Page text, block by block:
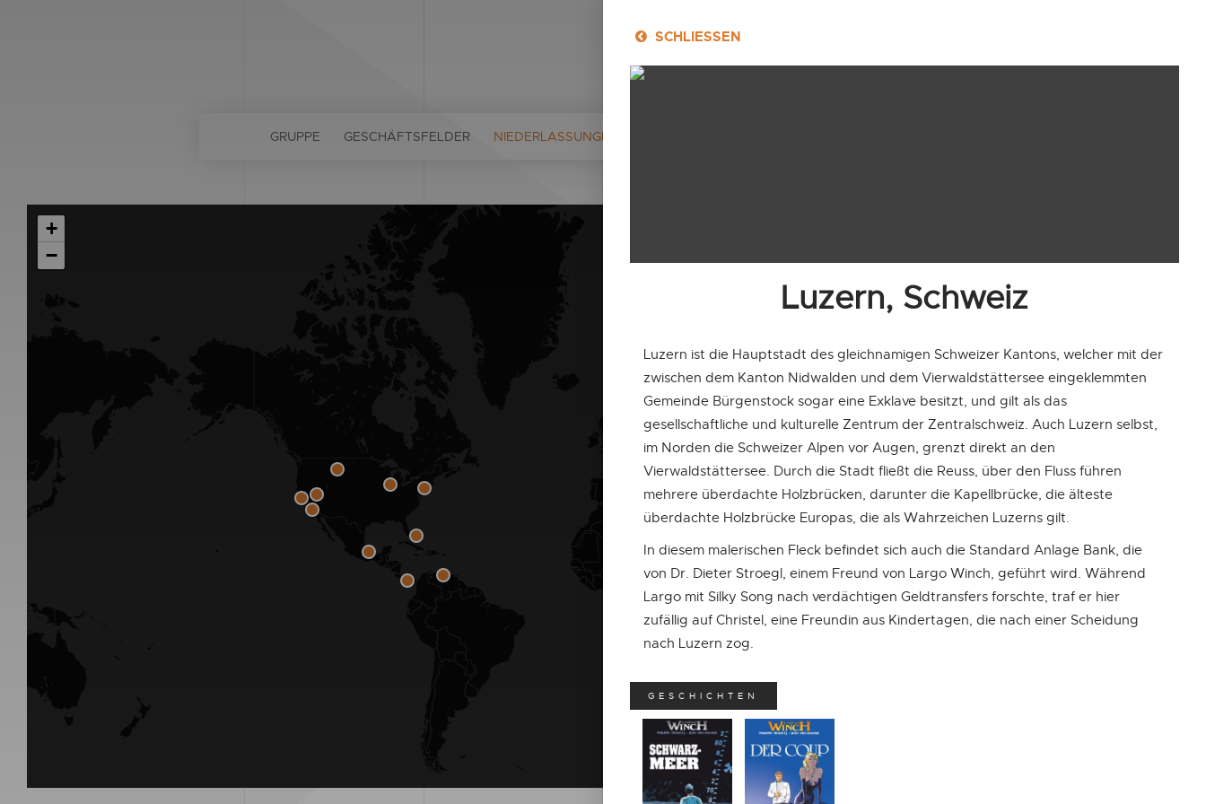
GRUPPE GESCHÄFTSFELDER NIEDERLASSUNGEN
+
−
SCHLIESSEN
Luzern, Schweiz
Luzern ist die Hauptstadt des gleichnamigen Schweizer Kantons, welcher mit der
zwischen dem Kanton Nidwalden und dem Vierwaldstättersee eingeklemmten
Gemeinde Bürgenstock sogar eine Exklave besitzt, und gilt als das
gesellschaftliche und kulturelle Zentrum der Zentralschweiz. Auch Luzern selbst,
im Norden die Schweizer Alpen vor Augen, grenzt direkt an den
Vierwaldstättersee. Durch die Stadt fließt die Reuss, über den Fluss führen
mehrere überdachte Holzbrücken, darunter die Kapellbrücke, die älteste
überdachte Holzbrücke Europas, die als Wahrzeichen Luzerns gilt.
In diesem malerischen Fleck befindet sich auch die Standard Anlage Bank, die
von Dr. Dieter Stroegl, einem Freund von Largo Winch, geführt wird. Während
Largo mit Silky Song nach verdächtigen Geldtransfers forschte, traf er hier
zufällig auf Christel, eine Freundin aus Kindertagen, die nach einer Scheidung
nach Luzern zog.
GESCHICHTEN